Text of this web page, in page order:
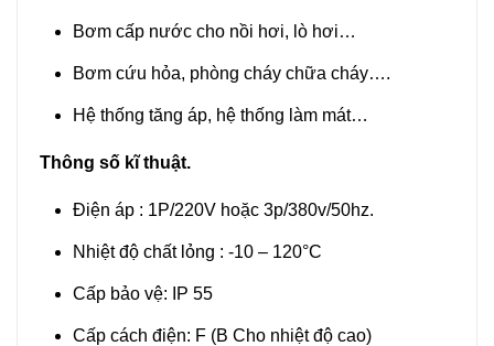
Bơm cấp nước cho nồi hơi, lò hơi…
Bơm cứu hỏa, phòng cháy chữa cháy….
Hệ thống tăng áp, hệ thống làm mát…
Thông số kĩ thuật.
Điện áp : 1P/220V hoặc 3p/380v/50hz.
Nhiệt độ chất lỏng : -10 – 120°C
Cấp bảo vệ: IP 55
Cấp cách điện: F (B Cho nhiệt độ cao)